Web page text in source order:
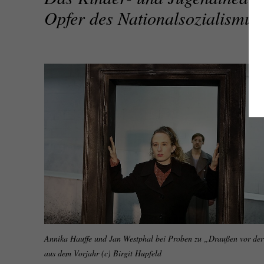
Opfer des Nationalsozialismus
Annika Hauffe und Jan Westphal bei Proben zu „Draußen vor
aus dem Vorjahr (c) Birgit Hupfeld